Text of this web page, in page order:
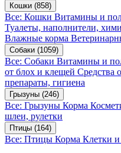
Кошки (858)
Все: Кошки Витамины и
Туалеты, наполнители,
Влажные корма
Собаки (1059)
Все: Собаки Витамины и
от блох и клещей Средства
препараты, гигиена
Грызуны (246)
Все: Грызуны Корма
шлеи, рулетки
Птицы (164)
Все: Птицы Корма Клетки и